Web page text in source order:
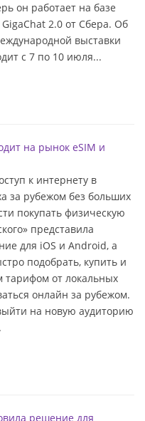
он работает на базе
2.0 от Сбера. Об
выставки
с 7 по 10 июля...
на рынок eSIM и
к интернету в
за рубежом без больших
покупать физическую
представила
для iOS и Android, а
подобрать, купить и
от локальных
онлайн за рубежом.
на новую аудиторию
решение для